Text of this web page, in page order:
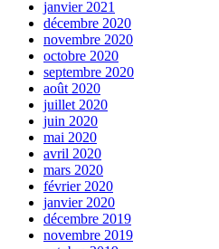
janvier 2021
décembre 2020
novembre 2020
octobre 2020
septembre 2020
août 2020
juillet 2020
juin 2020
mai 2020
avril 2020
mars 2020
février 2020
janvier 2020
décembre 2019
novembre 2019